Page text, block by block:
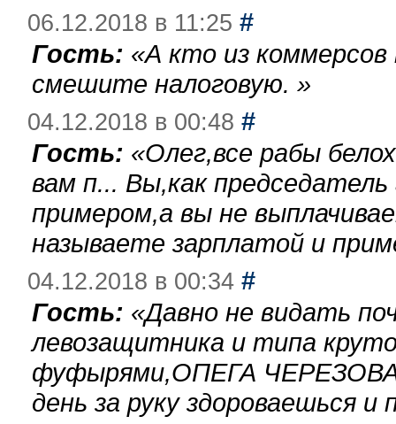
06.12.2018 в 11:25 #
Гость: «А кто из
смешите налоговую. »
04.12.2018 в 00:48 #
Гость: «Олег,все рабы
вам п... Вы,как
примером,а вы не
называете зарплатой и
04.12.2018 в 00:34 #
Гость: «Давно не видать
левозащитника и типа
фуфырями,ОПЕГА
день за руку здороваешься